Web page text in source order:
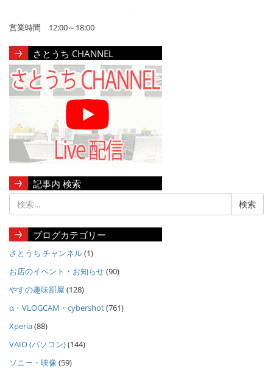
営業時間 12:00～18:00
さとうち CHANNEL
記事内 検索
ブログカテゴリー
さとうち チャンネル(1)
お店のイベント・お知らせ(90)
やすの趣味部屋 (128)
α・VLOGCAM・cybershot(761)
Xperia(88)
VAIO (パソコン)(144)
ソニー・映像 (59)